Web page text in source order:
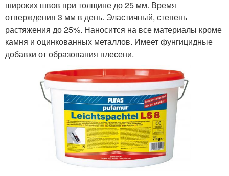
широких швов при толщине до 25 мм. Время
отверждения 3 мм в день. Эластичный, степень
растяжения до 25%. Наносится на все материалы кроме
камня и оцинкованных металлов. Имеет фунгицидные
добавки от образования плесени.